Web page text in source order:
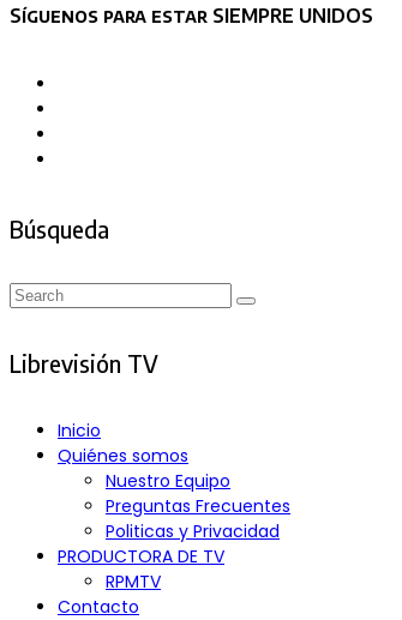
Asides
Síguenos para estar SIEMPRE UNIDOS
Búsqueda
Search
Search
Librevisión TV
Inicio
Quiénes somos
Nuestro Equipo
Preguntas Frecuentes
Politicas y Privacidad
PRODUCTORA DE TV
RPMTV
Contacto